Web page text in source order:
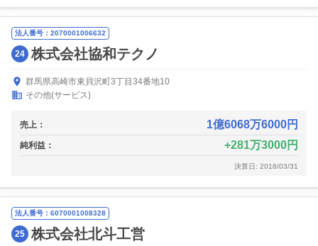
法人番号：2070001006632
24 株式会社協和テクノ
群馬県高崎市東貝沢町3丁目34番地10
その他(サービス)
売上： 1億6068万6000円
純利益： 281万3000円
決算日: 2018/03/31
法人番号：6070001008328
25 株式会社北斗工営